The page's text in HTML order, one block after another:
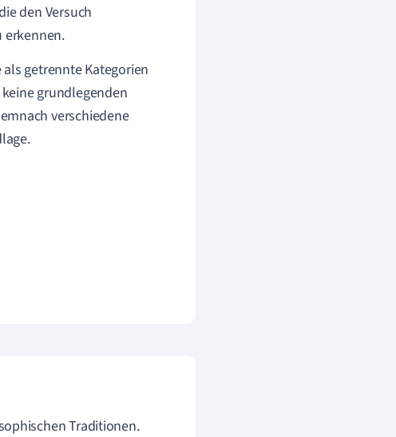
den Versuch
erkennen.
getrennte Kategorien
grundlegenden
verschiedene
Traditionen.